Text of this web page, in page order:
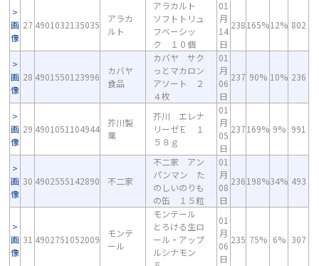
画
像
27 4901032135035
アラカ
ルト
アラカルト
ソフトトリュ
フベーシッ
ク １０個
01
月
14
日
238165%12% 802
画
像
28 4901550123996
カバヤ
食品
カバヤ サク
っとマカロン
アソート ２
４枚
01
月
06
日
237 90% 10% 236
画
像
29 4901051104944
芥川製
菓
芥川 エレナ
リーゼＥ １
５８ｇ
01
月
05
日
237169% 9% 991
画
像
30 4902555142890 不二家
不二家 アン
パンマン た
のしいのりも
の缶 １５粒
01
月
08
日
236198%34% 493
画
像
31 4902751052009
モンテ
ール
モンテール
とろける生ロ
ール・アップ
ルシナモン
01
月
06
日
235 75% 6% 307